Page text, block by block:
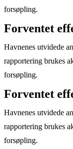
forsøpling.
Forventet
Havnenes utvidede
rapportering brukes
forsøpling.
Forventet
Havnenes utvidede
rapportering brukes
forsøpling.